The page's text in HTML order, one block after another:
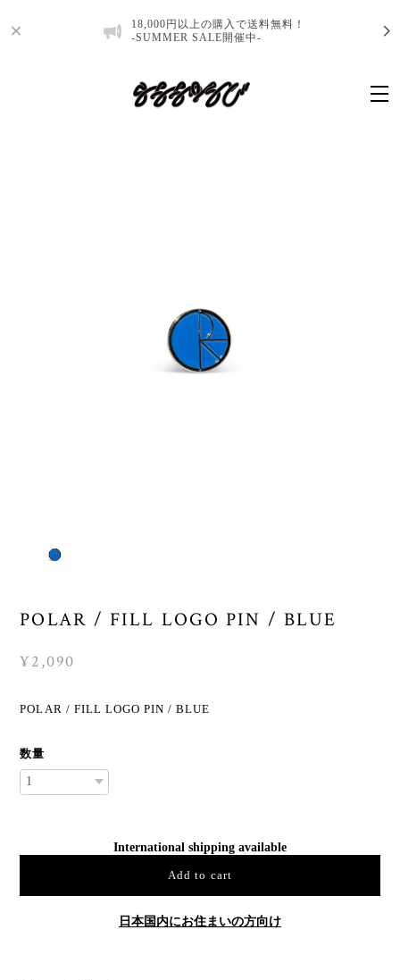
18,000円以上の購入で送料無料！
-SUMMER SALE開催中-
POLAR / FILL LOGO PIN / BLUE
¥2,090
POLAR / FILL LOGO PIN / BLUE
数量
International shipping available
Add to cart
日本国内にお住まいの方向け